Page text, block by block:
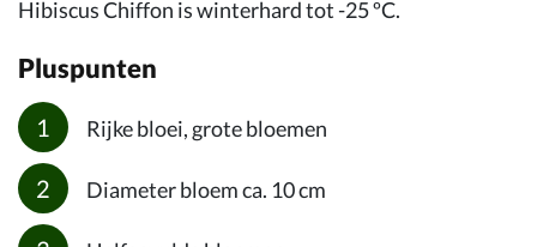
Hibiscus Chiffon is winterhard tot -25 ºC.
Pluspunten
Rijke bloei, grote bloemen
Diameter bloem ca. 10 cm